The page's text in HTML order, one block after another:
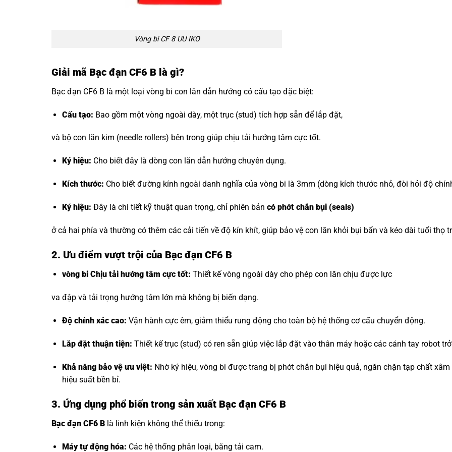
Vòng bi CF 8 UU IKO
Giải mã Bạc đạn CF6 B là gì?
Bạc đạn CF6 B là một loại vòng bi con lăn dẫn hướng có cấu tạo đặc biệt:
Cấu tạo: Bao gồm một vòng ngoài dày, một trục (stud) tích hợp sẵn để lắp đặt,
và bộ con lăn kim (needle rollers) bên trong giúp chịu tải hướng tâm cực tốt.
Ký hiệu: Cho biết đây là dòng con lăn dẫn hướng chuyên dụng.
Kích thước: Cho biết đường kính ngoài danh nghĩa của vòng bi là 3mm (dòng kích thước nhỏ, đòi hỏi độ
Ký hiệu: Đây là chi tiết kỹ thuật quan trọng, chỉ phiên bản có phớt chắn bụi (seals)
ở cả hai phía và thường có thêm các cải tiến về độ kín khít, giúp bảo vệ con lăn khỏi bụi bẩn và kéo dài tuổi thọ
2. Ưu điểm vượt trội của Bạc đạn CF6 B
vòng bi Chịu tải hướng tâm cực tốt: Thiết kế vòng ngoài dày cho phép con lăn chịu được lực
va đập và tải trọng hướng tâm lớn mà không bị biến dạng.
Độ chính xác cao: Vận hành cực êm, giảm thiểu rung động cho toàn bộ hệ thống cơ cấu chuyển động.
Lắp đặt thuận tiện: Thiết kế trục (stud) có ren sẵn giúp việc lắp đặt vào thân máy hoặc các cánh tay robot
Khả năng bảo vệ ưu việt: Nhờ ký hiệu, vòng bi được trang bị phớt chắn bụi hiệu quả, ngăn chặn tạp chất
hiệu suất bền bỉ.
3. Ứng dụng phổ biến trong sản xuất Bạc đạn CF6 B
Bạc đạn CF6 B là linh kiện không thể thiếu trong:
Máy tự động hóa: Các hệ thống phân loại, băng tải cam.